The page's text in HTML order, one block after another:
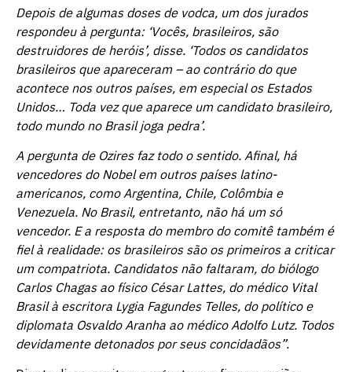
Depois de algumas doses de vodca, um dos jurados
respondeu à pergunta: ‘Vocês, brasileiros, são
destruidores de heróis’, disse. ‘Todos os candidatos
brasileiros que apareceram – ao contrário do que
acontece nos outros países, em especial os Estados
Unidos… Toda vez que aparece um candidato brasileiro,
todo mundo no Brasil joga pedra’.
A pergunta de Ozires faz todo o sentido. Afinal, há
vencedores do Nobel em outros países latino-
americanos, como Argentina, Chile, Colômbia e
Venezuela. No Brasil, entretanto, não há um só
vencedor. E a resposta do membro do comitê também é
fiel à realidade: os brasileiros são os primeiros a criticar
um compatriota. Candidatos não faltaram, do biólogo
Carlos Chagas ao físico César Lattes, do médico Vital
Brasil à escritora Lygia Fagundes Telles, do político e
diplomata Osvaldo Aranha ao médico Adolfo Lutz. Todos
devidamente detonados por seus concidadãos”.